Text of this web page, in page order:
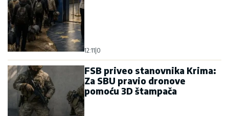
12:11|0
FSB priveo stanovnika Krima:
Za SBU pravio dronove
pomoću 3D štampača